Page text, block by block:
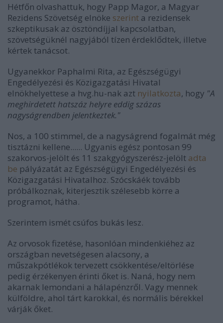
Hétfőn olvashattuk, hogy Papp Magor, a Magyar
Rezidens Szövetség elnöke szerint a rezidensek
szkeptikusak az ösztöndíjjal kapcsolatban,
szövetségüknél nagyjából tízen érdeklődtek, illetve
kértek tanácsot.
Ugyanekkor Paphalmi Rita, az Egészségügyi
Engedélyezési és Közigazgatási Hivatal
elnökhelyettese a hvg.hu-nak azt nyilatkozta, hogy "A
meghirdetett hatszáz helyre eddig százas
nagyságrendben jelentkeztek."
Nos, a 100 stimmel, de a nagyságrend fogalmát még
tisztázni kellene...... Ugyanis egész pontosan 99
szakorvos-jelölt és 11 szakgyógyszerész-jelölt adta
be pályázatát az Egészségügyi Engedélyezési és
Közigazgatási Hivatalhoz. Szócskáék tovább
próbálkoznak, kiterjesztik szélesebb körre a
programot, hátha.
Szerintem ismét csúfos bukás lesz.
Az orvosok fizetése, hasonlóan mindenkiéhez az
országban nevetségesen alacsony, a
műszakpótlékok tervezett csökkentése/eltörlése
pedig érzékenyen érinti őket is. Naná, hogy nem
akarnak lemondani a hálapénzről. Vagy mennek
külföldre, ahol tárt karokkal, és normális bérekkel
várják őket.